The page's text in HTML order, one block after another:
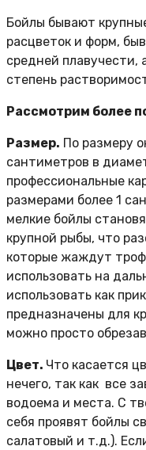
Бойлы бывают
расцветок и форм,
средней
степень
Рассмотрим более
Размер. По размеру
сантиметров в
профессиональные
размерами более 1
мелкие бойлы
крупной рыбы, что
которые жаждут
использовать на
использовать как
предназначены для
можно просто
Цвет. Что касается
нечего, так как все
водоема и места. С
себя проявят бойлы
салатовый и т.д.).